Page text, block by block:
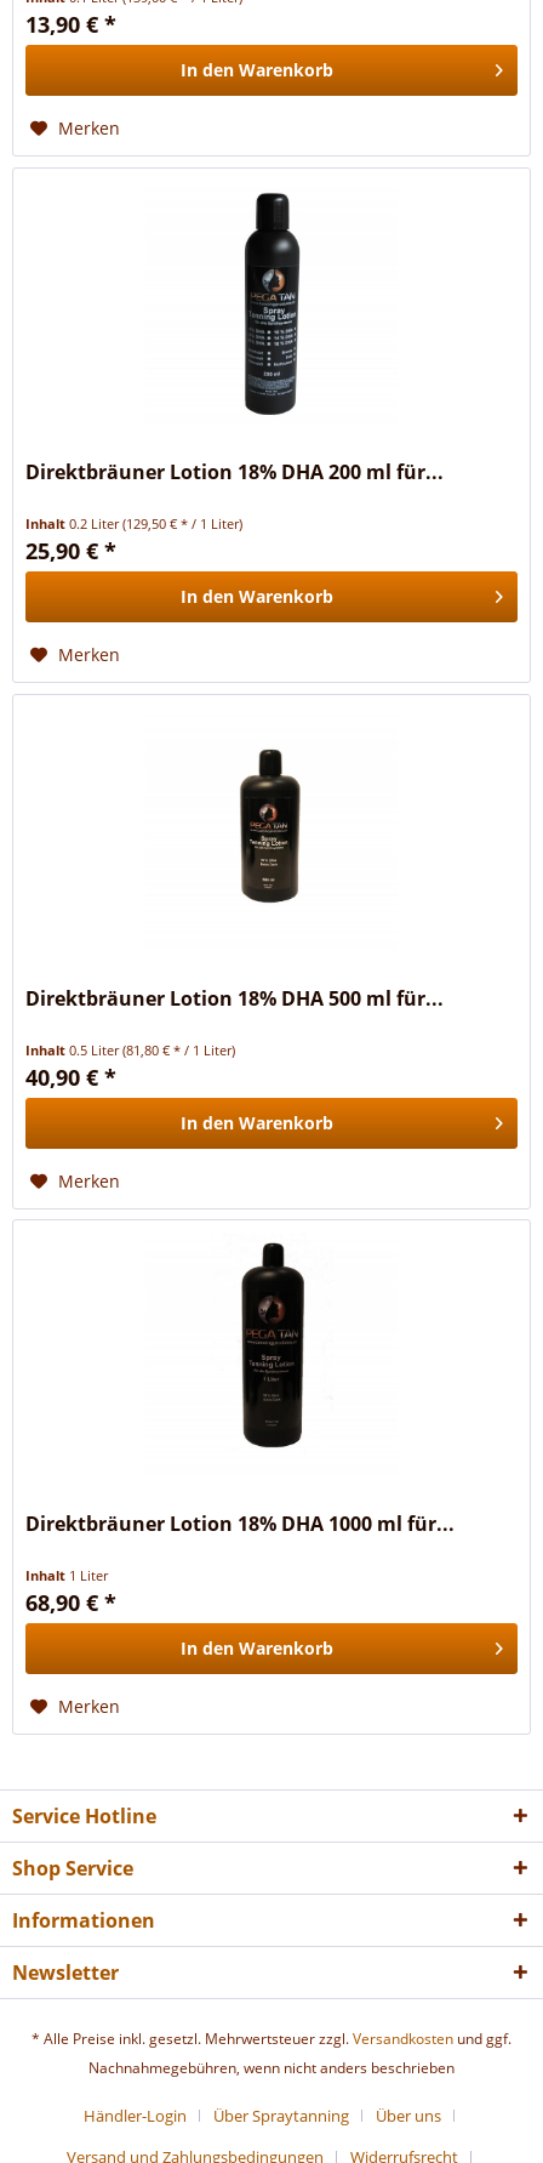
13,90 € *
In den Warenkorb
Merken
Direktbräuner Lotion 18% DHA 200 ml für...
Inhalt0.2 Liter(129,50 € * / 1 Liter)
25,90 € *
In den Warenkorb
Merken
Direktbräuner Lotion 18% DHA 500 ml für...
Inhalt0.5 Liter(81,80 € * / 1 Liter)
40,90 € *
In den Warenkorb
Merken
Direktbräuner Lotion 18% DHA 1000 ml für...
Inhalt 1 Liter
68,90 € *
In den Warenkorb
Merken
Service Hotline
Shop Service
Informationen
Newsletter
* Alle Preise inkl. gesetzl. Mehrwertsteuer zzgl.Versandkosten und ggf.
Nachnahmegebühren, wenn nicht anders beschrieben
Händler-Login Über Spraytanning
Über uns
Versand und Zahlungsbedingungen
Widerrufsrecht